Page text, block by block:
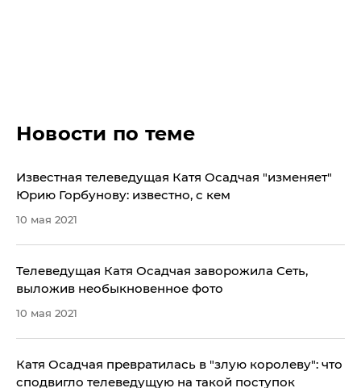
Новости по теме
Известная телеведущая Катя Осадчая "изменяет"
Юрию Горбунову: известно, с кем
10 мая 2021
Телеведущая Катя Осадчая заворожила Сеть,
выложив необыкновенное фото
10 мая 2021
Катя Осадчая превратилась в "злую королеву": что
сподвигло телеведущую на такой поступок